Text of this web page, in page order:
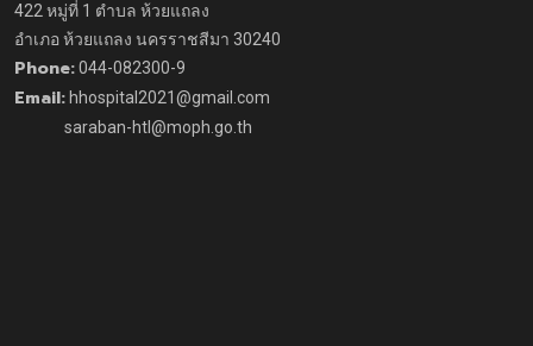
422 หมู่ที่ 1 ตำบล ห้วยแถลง
อำเภอ ห้วยแถลง นครราชสีมา 30240
Phone:044-082300-9
Email: hhospital2021@gmail.com
saraban-htl@moph.go.th